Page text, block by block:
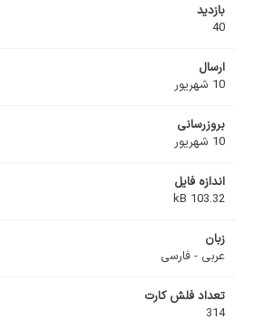
بازدید
40
ارسال
10 شهریور
بروزرسانی
10 شهریور
اندازه فایل
103.32 kB
زبان
عربی - فارسی
تعداد فلش کارت
314